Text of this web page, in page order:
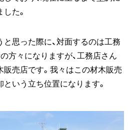
た。
思った際に、対面するのは工務
方々になりますが、工務店さん
販売店です。我々はこの材木販売
いう立ち位置になります。